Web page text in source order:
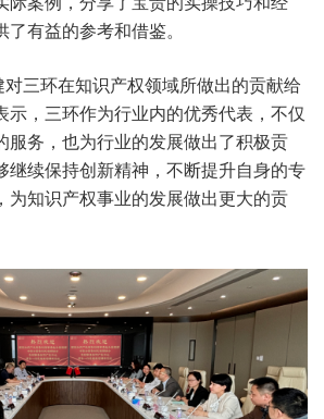
诉讼服务
专利快贷
知识产权培
训
知识产权其
他服务
有益的参考和借鉴。
三环在知识产权领域所做出的贡献给
示，三环作为行业内的优秀代表，不仅
服务，也为行业的发展做出了积极贡
继续保持创新精神，不断提升自身的专
为知识产权事业的发展做出更大的贡